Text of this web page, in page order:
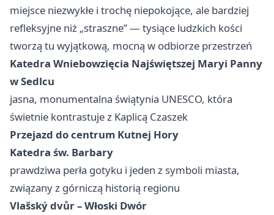
miejsce niezwykłe i trochę niepokojące, ale bardziej
refleksyjne niż „straszne” — tysiące ludzkich kości
tworzą tu wyjątkową, mocną w odbiorze przestrzeń
Katedra Wniebowzięcia Najświętszej Maryi Panny
w Sedlcu
jasna, monumentalna świątynia UNESCO, która
świetnie kontrastuje z Kaplicą Czaszek
Przejazd do centrum Kutnej Hory
Katedra św. Barbary
prawdziwa perła gotyku i jeden z symboli miasta,
związany z górniczą historią regionu
Vlašský dvůr – Włoski Dwór